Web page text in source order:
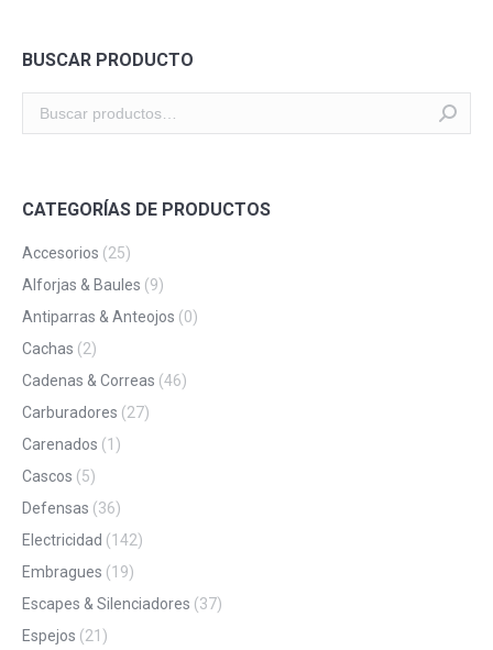
BUSCAR PRODUCTO
CATEGORÍAS DE PRODUCTOS
Accesorios (25)
Alforjas & Baules (9)
Antiparras & Anteojos (0)
Cachas (2)
Cadenas & Correas (46)
Carburadores (27)
Carenados (1)
Cascos (5)
Defensas (36)
Electricidad (142)
Embragues (19)
Escapes & Silenciadores (37)
Espejos (21)